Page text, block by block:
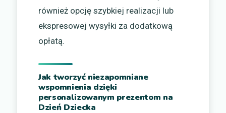
również opcję szybkiej realizacji lub
ekspresowej wysyłki za dodatkową
opłatą.
Jak tworzyć niezapomniane
wspomnienia dzięki
personalizowanym prezentom na
Dzień Dziecka